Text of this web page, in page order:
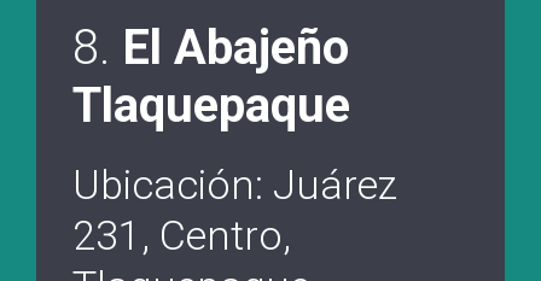
8. El Abajeño
Tlaquepaque
Ubicación: Juárez
231, Centro,